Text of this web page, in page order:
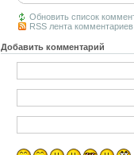
Обновить список
RSS лента
Добавить комментарий